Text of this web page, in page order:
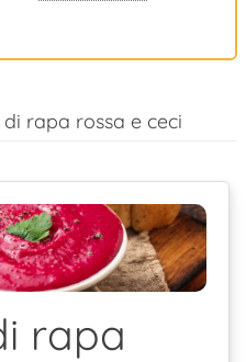
di rapa rossa e ceci
rapa